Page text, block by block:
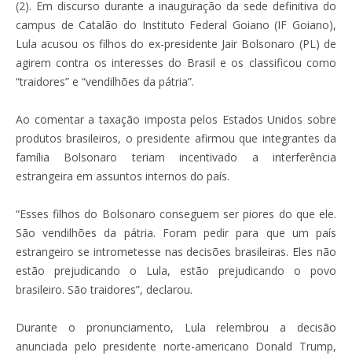
(2). Em discurso durante a inauguração da sede definitiva do
campus de Catalão do Instituto Federal Goiano (IF Goiano),
Lula acusou os filhos do ex-presidente Jair Bolsonaro (PL) de
agirem contra os interesses do Brasil e os classificou como
“traidores” e “vendilhões da pátria”.
Ao comentar a taxação imposta pelos Estados Unidos sobre
produtos brasileiros, o presidente afirmou que integrantes da
família Bolsonaro teriam incentivado a interferência
estrangeira em assuntos internos do país.
“Esses filhos do Bolsonaro conseguem ser piores do que ele.
São vendilhões da pátria. Foram pedir para que um país
estrangeiro se intrometesse nas decisões brasileiras. Eles não
estão prejudicando o Lula, estão prejudicando o povo
brasileiro. São traidores”, declarou.
Durante o pronunciamento, Lula relembrou a decisão
anunciada pelo presidente norte-americano Donald Trump,